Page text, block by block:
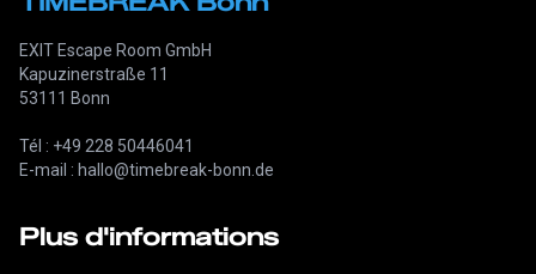
EXIT Escape Room GmbH
Kapuzinerstraße 11
53111 Bonn
Tél : +49 228 50446041
E-mail : hallo@timebreak-bonn.de
Plus d'informations